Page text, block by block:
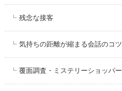
残念な接客
気持ちの距離が縮まる会話のコツ
覆面調査・ミステリーショッパー